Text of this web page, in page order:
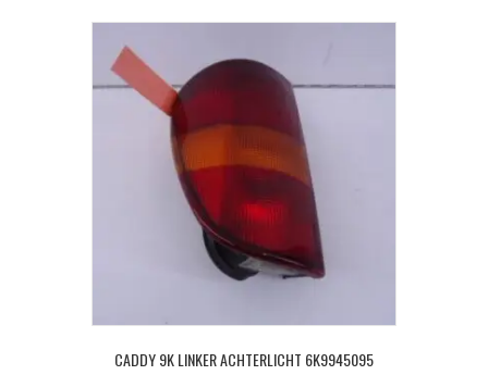
CADDY 9K LINKER ACHTERLICHT 6K9945095